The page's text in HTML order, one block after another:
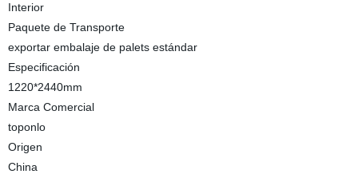
Interior
Paquete de Transporte
exportar embalaje de palets estándar
Especificación
1220*2440mm
Marca Comercial
toponlo
Origen
China